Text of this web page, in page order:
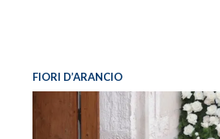
FIORI D’ARANCIO